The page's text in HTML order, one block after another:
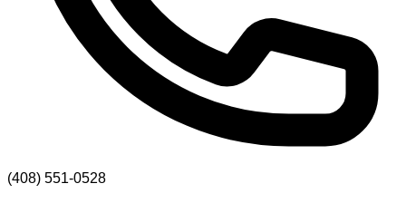
(408) 551-0528